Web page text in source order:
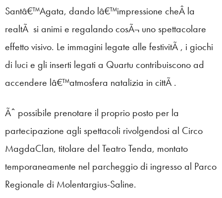
Santâ€™Agata, dando lâ€™impressione cheÂ la
realtÃ si animi e regalando cosÃ¬ uno spettacolare
effetto visivo. Le immagini legate alle festivitÃ , i giochi
di luci e gli inserti legati a Quartu contribuiscono ad
accendere lâ€™atmosfera natalizia in cittÃ .
Ãˆ possibile prenotare il proprio posto per la
partecipazione agli spettacoli rivolgendosi al Circo
MagdaClan, titolare del Teatro Tenda, montato
temporaneamente nel parcheggio di ingresso al Parco
Regionale di Molentargius-Saline.